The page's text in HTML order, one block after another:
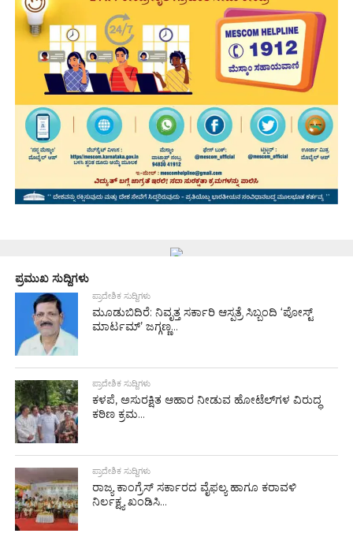
ಪ್ರಮುಖ ಸುದ್ದಿಗಳು
ಪ್ರಾದೇಶಿಕ ಸುದ್ದಿಗಳು
ಮೂಡುಬಿದಿರೆ: ನಿವೃತ್ತ ಸರ್ಕಾರಿ ಆಸ್ಪತ್ರೆ ಸಿಬ್ಬಂದಿ ‘ಪೋಸ್ಟ್
ಮಾರ್ಟಮ್’ ಜಗ್ಗಣ್ಣ...
ಪ್ರಾದೇಶಿಕ ಸುದ್ದಿಗಳು
ಕಳಪೆ, ಅಸುರಕ್ಷಿತ ಆಹಾರ ನೀಡುವ ಹೋಟೆಲ್‌ಗಳ ವಿರುದ್ಧ
ಕಠಿಣ ಕ್ರಮ...
ಪ್ರಾದೇಶಿಕ ಸುದ್ದಿಗಳು
ರಾಜ್ಯ ಕಾಂಗ್ರೆಸ್ ಸರ್ಕಾರದ ವೈಫಲ್ಯ ಹಾಗೂ ಕರಾವಳಿ
ನಿರ್ಲಕ್ಷ್ಯ ಖಂಡಿಸಿ...